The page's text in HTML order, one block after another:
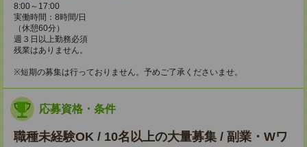
8:00～17:00
実働時間：8時間/日
（休憩60分）
週３日以上勤務必須
残業はありません。
※短期の募集は行っておりません。予めご了承くださいませ。
応募資格・条件
職種未経験OK / 10名以上の大量募集 / 副業・Wワ